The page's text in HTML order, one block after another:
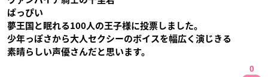
ぱっぴい
夢王国と眠れる100人の王子様に投票しました。
少年っぽさから大人セクシーのボイスを幅広く演じきる
素晴らしい声優さんだと思います。
0